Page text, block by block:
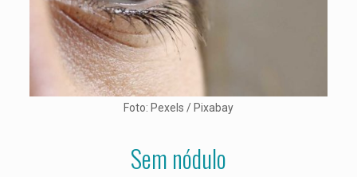
Foto: Pexels / Pixabay
Sem nódulo